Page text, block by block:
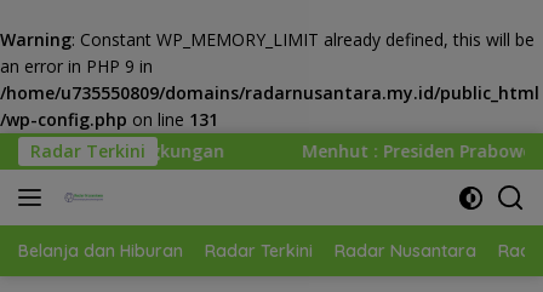
Warning: Constant WP_MEMORY_LIMIT already defined, this will be
an error in PHP 9 in
/home/u735550809/domains/radarnusantara.my.id/public_html
/wp-config.php on line 131
Langsung
ke
konten
Radar Terkini
Menhut : Presiden Prabowo Minta Kemenhut Bangun
Belanja dan Hiburan Radar Terkini Radar Nusantara